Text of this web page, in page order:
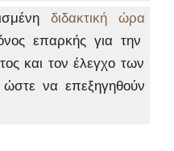
διδακτική ώρα
επαρκής για την
και τον έλεγχο των
να επεξηγηθούν